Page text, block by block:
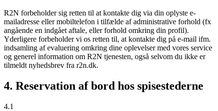
R2N forbeholder sig retten til at kontakte dig via din oplyste e-
mailadresse eller mobiltelefon i tilfælde af administrative forhold (fx
angående en indgået aftale, eller forhold omkring din profil).
Yderligere forbeholder vi os retten til, at kontakte dig på e-mail ifm.
indsamling af evaluering omkring dine oplevelser med vores service
og generel information om R2N tjenesten, også selvom du ikke er
tilmeldt nyhedsbrev fra r2n.dk.
4. Reservation af bord hos spisestederne
4.1